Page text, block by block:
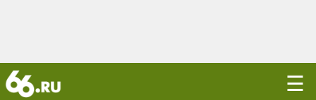
☰